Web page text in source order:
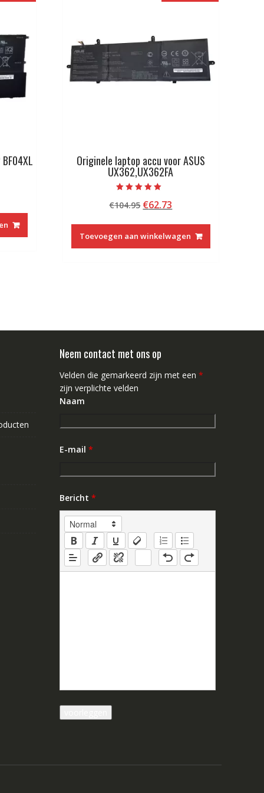
Originele laptop accu voor ASUS
UX362,UX362FA
5.00
van 5
€104.95 Oorspronkelijke
was:
€104.95.
€62.73
€62.73.
Toevoegen aan winkelwagen
Neem contact met ons op
Velden die gemarkeerd zijn met een *
zijn verplichte velden
Naam
E-mail *
Bericht *